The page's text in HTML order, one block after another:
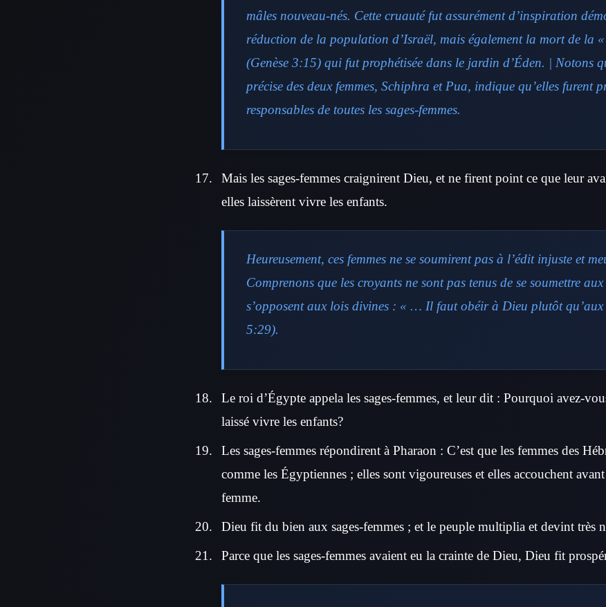
mâles nouveau-nés. Cette cruauté fut assurément d’inspiration
réduction de la population d’Israël, mais également la mort de la «
(Genèse 3:15) qui fut prophétisée dans le jardin d’Éden. | Notons
précise des deux femmes, Schiphra et Pua, indique qu’elles furent
responsables de toutes les sages-femmes.
Mais les sages-femmes craignirent Dieu, et ne firent point ce que leur
elles laissèrent vivre les enfants.
Heureusement, ces femmes ne se soumirent pas à l’édit injuste et
Comprenons que les croyants ne sont pas tenus de se soumettre
s’opposent aux lois divines : « … Il faut obéir à Dieu plutôt qu’aux
5:29).
Le roi d’Égypte appela les sages-femmes, et leur dit : Pourquoi avez-
laissé vivre les enfants?
Les sages-femmes répondirent à Pharaon : C’est que les femmes des
comme les Égyptiennes ; elles sont vigoureuses et elles accouchent
femme.
Dieu fit du bien aux sages-femmes ; et le peuple multiplia et devint très
Parce que les sages-femmes avaient eu la crainte de Dieu, Dieu fit